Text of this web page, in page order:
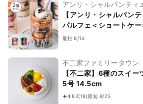
アンリ・シャルパンティ
【アンリ・シャルパン
パルフェ＜ショートケ
テ＞バースデーセット
最短 8/14
不二家ファミリータウン
【不二家】6種のスイー
5号 14.5cm
4.83(18)最短 8/25